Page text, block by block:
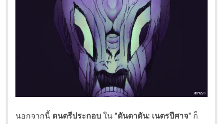
นอกจากนี้ ดนตรีประกอบ ใน "ดันดาดัน: เนตรปีศาจ" ก็